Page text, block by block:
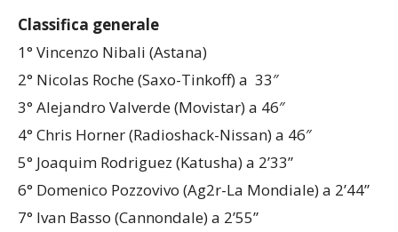
Classifica generale
1° Vincenzo Nibali (Astana)
2° Nicolas Roche (Saxo-Tinkoff) a 33″
3° Alejandro Valverde (Movistar) a 46″
4° Chris Horner (Radioshack-Nissan) a 46″
5° Joaquim Rodriguez (Katusha) a 2’33”
6° Domenico Pozzovivo (Ag2r-La Mondiale) a 2’44”
7° Ivan Basso (Cannondale) a 2’55”